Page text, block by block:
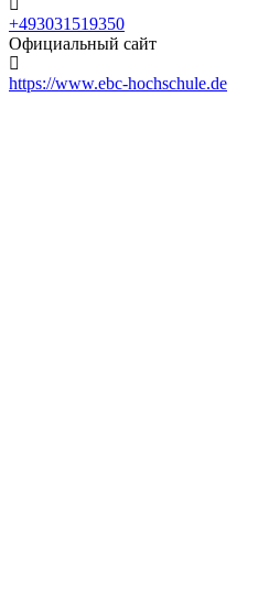
+493031519350
Официальный сайт
https://www.ebc-hochschule.de